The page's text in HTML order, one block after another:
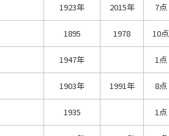
1923年 2015年 7点
1895 1978 10点
1947年 1点
1903年 1991年 8点
1935 1点